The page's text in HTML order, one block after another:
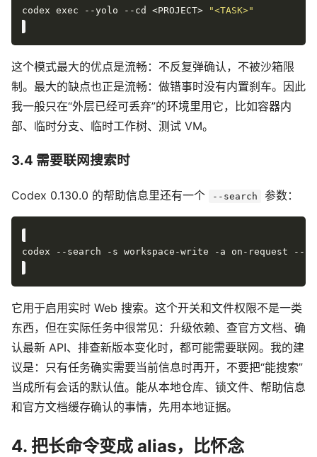
codex exec --yolo --cd <PROJECT>
"<TASK>"
这个模式最大的优点是流畅：不反复弹确认，不被沙箱限
制。最大的缺点也正是流畅：做错事时没有内置刹车。因此
我一般只在“外层已经可丢弃”的环境里用它，比如容器内
部、临时分支、临时工作树、测试 VM。
3.4 需要联网搜索时
Codex 0.130.0 的帮助信息里还有一个 --search 参数：
它用于启用实时 Web 搜索。这个开关和文件权限不是一类
东西，但在实际任务中很常见：升级依赖、查官方文档、确
认最新 API、排查新版本变化时，都可能需要联网。我的建
议是：只有任务确实需要当前信息时再开，不要把“能搜索”
当成所有会话的默认值。能从本地仓库、锁文件、帮助信息
和官方文档缓存确认的事情，先用本地证据。
4. 把长命令变成 alias，比怀念